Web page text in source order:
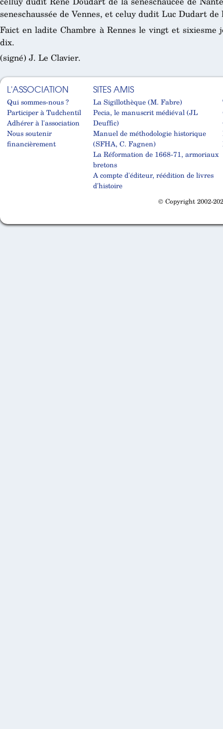
seneschaussée de Vennes, et celuy dudit Luc Dudart de
Faict en ladite Chambre à Rennes le vingt et sixiesme
dix.
(signé) J. Le Clavier.
L'ASSOCIATION
Qui sommes-nous ?
Participer à Tudchentil
Adhérer à l'association
Nous soutenir
financièrement
SITES AMIS
La Sigillothèque (M. Fabre)
Pecia, le manuscrit médiéval (JL
Deuffic)
Manuel de méthodologie historique
(SFHA, C. Fagnen)
La Réformation de 1668-71, armoriaux
bretons
A compte d'éditeur, réédition de livres
d'histoire
© Copyright 2002-